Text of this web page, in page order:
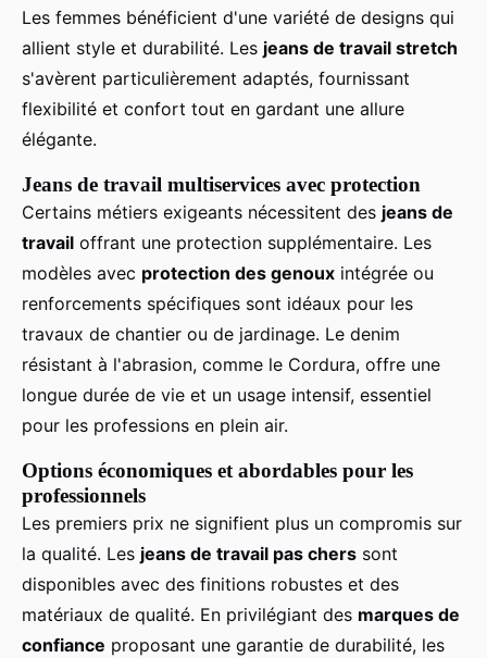
Les femmes bénéficient d'une variété de designs qui
allient style et durabilité. Les jeans de travail stretch
s'avèrent particulièrement adaptés, fournissant
flexibilité et confort tout en gardant une allure
élégante.
Jeans de travail multiservices avec protection
Certains métiers exigeants nécessitent des jeans de
travail offrant une protection supplémentaire. Les
modèles avec protection des genoux intégrée ou
renforcements spécifiques sont idéaux pour les
travaux de chantier ou de jardinage. Le denim
résistant à l'abrasion, comme le Cordura, offre une
longue durée de vie et un usage intensif, essentiel
pour les professions en plein air.
Options économiques et abordables pour les
professionnels
Les premiers prix ne signifient plus un compromis sur
la qualité. Les jeans de travail pas chers sont
disponibles avec des finitions robustes et des
matériaux de qualité. En privilégiant des marques de
confiance proposant une garantie de durabilité, les